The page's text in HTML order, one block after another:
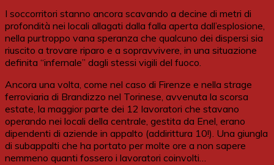
I soccorritori stanno ancora scavando a decine di metri di
profondità nei locali allagati dalla falla aperta dall’esplosione,
nella purtroppo vana speranza che qualcuno dei dispersi sia
riuscito a trovare riparo e a sopravvivere, in una situazione
definita “infernale” dagli stessi vigili del fuoco.
Ancora una volta, come nel caso di Firenze e nella strage
ferroviaria di Brandizzo nel Torinese, avvenuta la scorsa
estate, la maggior parte dei 12 lavoratori che stavano
operando nei locali della centrale, gestita da Enel, erano
dipendenti di aziende in appalto (addirittura 10!). Una giungla
di subappalti che ha portato per molte ore a non sapere
nemmeno quanti fossero i lavoratori coinvolti…